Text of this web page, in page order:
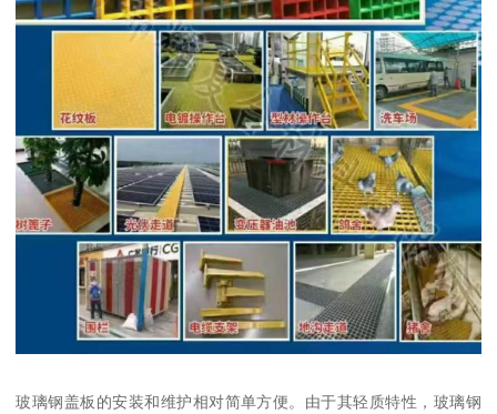
玻璃钢盖板的安装和维护相对简单方便。由于其轻质特性，玻璃钢